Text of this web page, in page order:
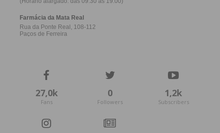
27,0k
Fans
0
Followers
1,2k
Subscribers